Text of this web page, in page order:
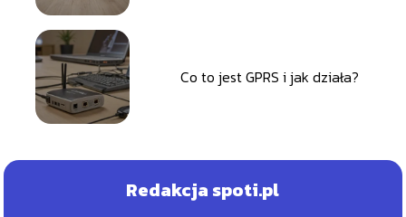
Co to jest GPRS i jak działa?
Redakcja spoti.pl